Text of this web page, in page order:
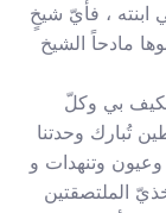
، فأيّ شيخٍ
مادحاً الشيخ
بي وكلّ
تُبارك وحدتنا
وعيون وتنهدات و
الملتصقتين